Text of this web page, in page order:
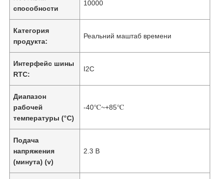
способности
10000
Категория
продукта:
Реальний маштаб времени
Интерфейс шины
RTC:
I2C
Диапазон
рабочей
температуры (°C)
-40℃~+85℃
Подача
напряжения
(минута) (v)
2.3 В